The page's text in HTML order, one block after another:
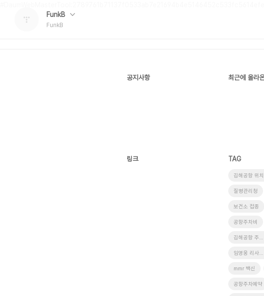
FunkB
FunkB
공지사항 최근에 올라
링크 TAG
김해공항 위치
질병관리청
보건소 접종
공항주차비
김해공항 주차장 예약
임영웅 리사이틀
mmr 백신
공항주차예약